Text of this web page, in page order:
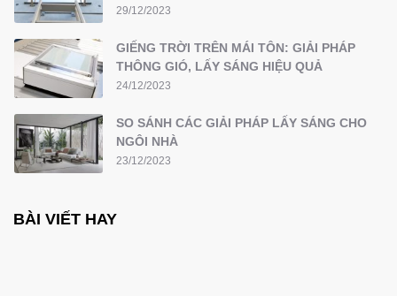
29/12/2023
GIẾNG TRỜI TRÊN MÁI TÔN: GIẢI PHÁP
THÔNG GIÓ, LẤY SÁNG HIỆU QUẢ
24/12/2023
SO SÁNH CÁC GIẢI PHÁP LẤY SÁNG CHO
NGÔI NHÀ
23/12/2023
BÀI VIẾT HAY